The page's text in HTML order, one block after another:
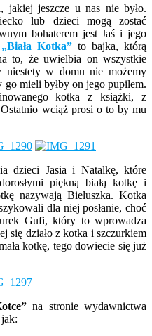
jakiej jeszcze u nas nie było.
lub dzieci mogą zostać
bohaterem jest Jaś i jego
Kotka” to bajka, którą
to, że uwielbia on wszystkie
w domu nie możemy
mieli byłby on jego pupilem.
kotka z książki, z
wciąż prosi o to by mu
dzieci Jasia i Natalkę, które
piękną białą kotkę i
nazywają Bieluszka. Kotka
dla niej posłanie, choć
Gufi, który to wprowadza
się działo z kotka i szczurkiem
kotkę, tego dowiecie się już
na stronie wydawnictwa